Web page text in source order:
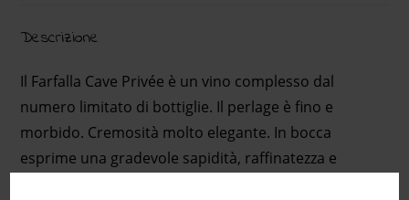
Descrizione
Il Farfalla Cave Privée è un vino complesso dal
numero limitato di bottiglie. Il perlage è fino e
morbido. Cremosità molto elegante. In bocca
esprime una gradevole sapidità, raffinatezza e